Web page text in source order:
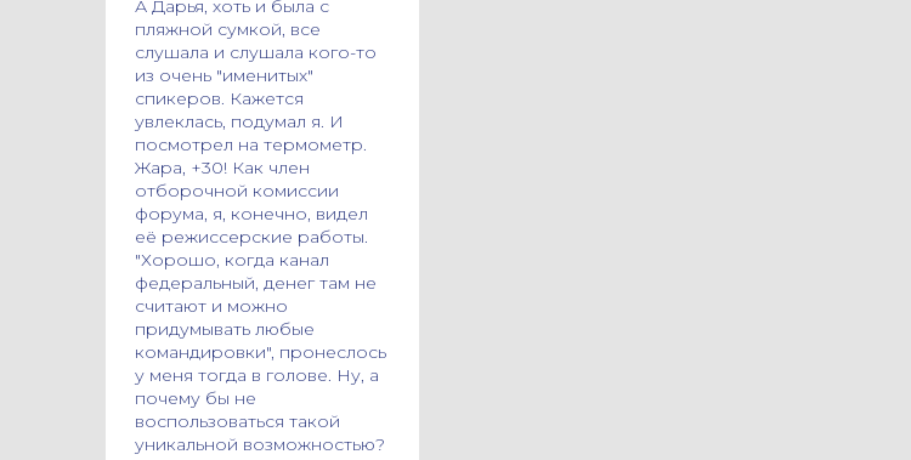
А Дарья, хоть и была с
пляжной сумкой, все
слушала и слушала кого-то
из очень "именитых"
спикеров. Кажется
увлеклась, подумал я. И
посмотрел на термометр.
Жара, +30! Как член
отборочной комиссии
форума, я, конечно, видел
её режиссерские работы.
"Хорошо, когда канал
федеральный, денег там не
считают и можно
придумывать любые
командировки", пронеслось
у меня тогда в голове. Ну, а
почему бы не
воспользоваться такой
уникальной возможностью?